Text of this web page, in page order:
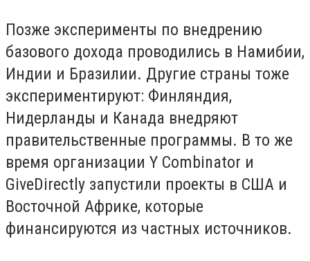
Позже эксперименты по внедрению
базового дохода проводились в Намибии,
Индии и Бразилии. Другие страны тоже
экспериментируют: Финляндия,
Нидерланды и Канада внедряют
правительственные программы. В то же
время организации Y Combinator и
GiveDirectly запустили проекты в США и
Восточной Африке, которые
финансируются из частных источников.